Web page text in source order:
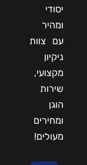
יסודי
ומהיר
עם צוות
ניקיון
מקצועי,
שירות
הוגן
ומחירים
מעולים!